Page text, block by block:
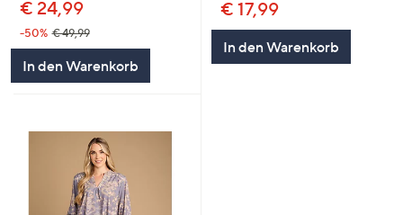
€ 24,99
-50% € 49,99
In den Warenkorb
€ 17,99
In den Warenkorb